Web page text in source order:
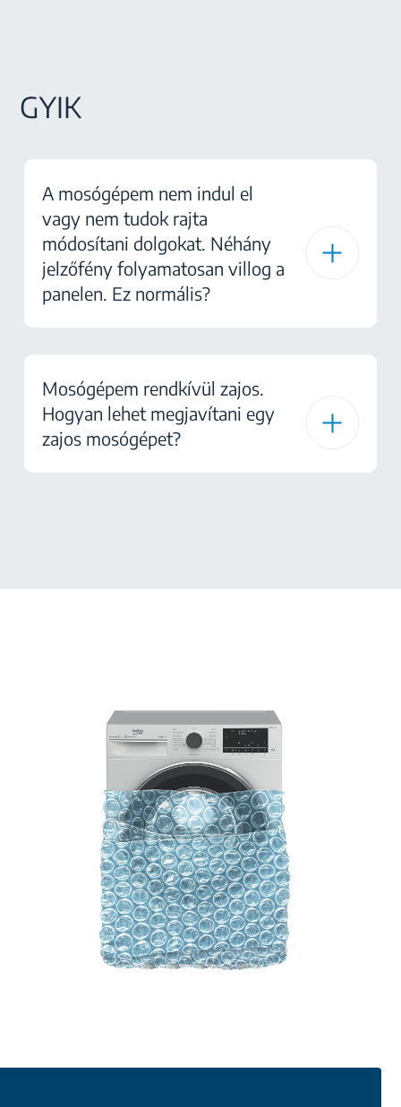
GYIK
A mosógépem nem indul el
vagy nem tudok rajta
módosítani dolgokat. Néhány
jelzőfény folyamatosan villog a
panelen. Ez normális?
Mosógépem rendkívül zajos.
Hogyan lehet megjavítani egy
zajos mosógépet?